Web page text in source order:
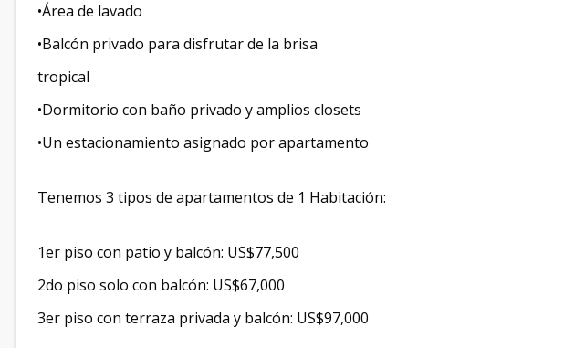
•Área de lavado
•Balcón privado para disfrutar de la brisa
tropical
•Dormitorio con baño privado y amplios closets
•Un estacionamiento asignado por apartamento
Tenemos 3 tipos de apartamentos de 1 Habitación:
1er piso con patio y balcón: US$77,500
2do piso solo con balcón: US$67,000
3er piso con terraza privada y balcón: US$97,000